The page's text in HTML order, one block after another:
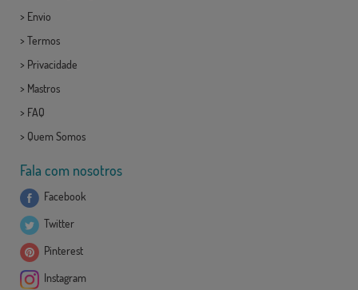
> Envio
> Termos
> Privacidade
> Mastros
> FAQ
> Quem Somos
Fala com nosotros
Facebook
Twitter
Pinterest
Instagram